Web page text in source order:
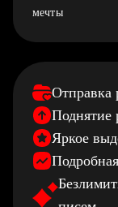
мечты
Отправка
Поднятие
Яркое